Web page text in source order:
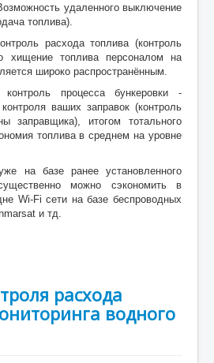
удаленного выключение
топлива).
расхода топлива (контроль
хищение топлива персоналом на
широко распространённым.
процесса бункеровки -
ваших заправок (контроль
заправщика), итогом тотального
топлива в среднем на уровне
на базе ранее установленного
можно сэкономить в
Wi-Fi сети на базе беспроводных
и тд.
расхода
водного